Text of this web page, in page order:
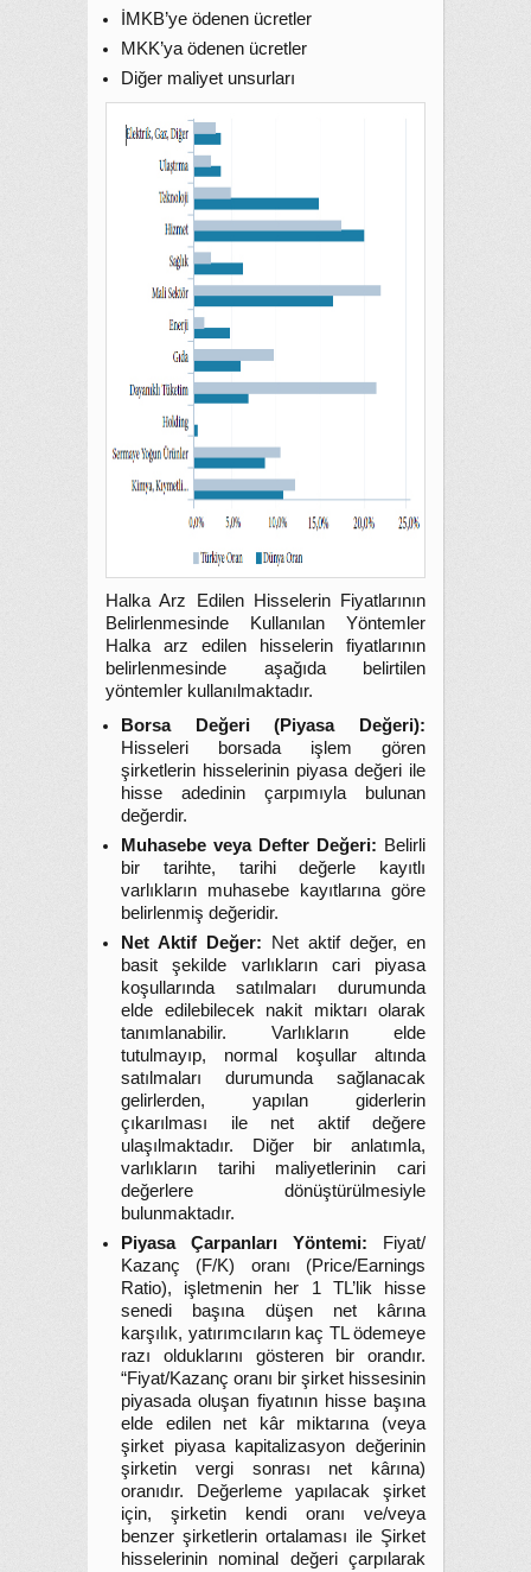
İMKB’ye ödenen ücretler
MKK’ya ödenen ücretler
Diğer maliyet unsurları
Halka Arz Edilen Hisselerin Fiyatlarının
Belirlenmesinde Kullanılan Yöntemler
Halka arz edilen hisselerin fiyatlarının
belirlenmesinde aşağıda belirtilen
yöntemler kullanılmaktadır.
Borsa Değeri (Piyasa Değeri):
Hisseleri borsada işlem gören
şirketlerin hisselerinin piyasa değeri ile
hisse adedinin çarpımıyla bulunan
değerdir.
Muhasebe veya Defter Değeri: Belirli
bir tarihte, tarihi değerle kayıtlı
varlıkların muhasebe kayıtlarına göre
belirlenmiş değeridir.
Net Aktif Değer: Net aktif değer, en
basit şekilde varlıkların cari piyasa
koşullarında satılmaları durumunda
elde edilebilecek nakit miktarı olarak
tanımlanabilir. Varlıkların elde
tutulmayıp, normal koşullar altında
satılmaları durumunda sağlanacak
gelirlerden, yapılan giderlerin
çıkarılması ile net aktif değere
ulaşılmaktadır. Diğer bir anlatımla,
varlıkların tarihi maliyetlerinin cari
değerlere dönüştürülmesiyle
bulunmaktadır.
Piyasa Çarpanları Yöntemi: Fiyat/
Kazanç (F/K) oranı (Price/Earnings
Ratio), işletmenin her 1 TL’lik hisse
senedi başına düşen net kârına
karşılık, yatırımcıların kaç TL ödemeye
razı olduklarını gösteren bir orandır.
“Fiyat/Kazanç oranı bir şirket hissesinin
piyasada oluşan fiyatının hisse başına
elde edilen net kâr miktarına (veya
şirket piyasa kapitalizasyon değerinin
şirketin vergi sonrası net kârına)
oranıdır. Değerleme yapılacak şirket
için, şirketin kendi oranı ve/veya
benzer şirketlerin ortalaması ile Şirket
hisselerinin nominal değeri çarpılarak